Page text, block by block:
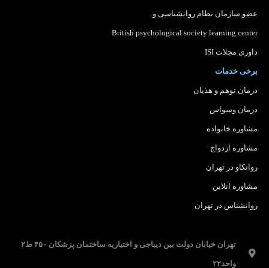
عضو سازمان نظام روانشناسیو
British psychological society learning center
داوری مجلات ISI
برخی خدمات
درمان توهم و هذیان
درمان وسواس
مشاوره خانواده
مشاوره ازدواج
روانکاو در تهران
مشاوره آنلاین
روانشناس در تهران
تهران خیابان دولت بین دیباجی و اختیاریه ساختمان پزشکان ۴۵۰ ط۲
واحد۲۲